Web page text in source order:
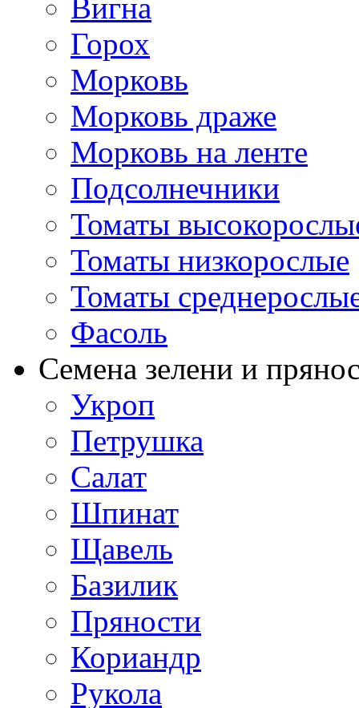
Вигна
Горох
Морковь
Морковь драже
Морковь на ленте
Подсолнечники
Томаты
Томаты низкорослые
Томаты
Фасоль
Семена зелени и
Укроп
Петрушка
Салат
Шпинат
Щавель
Базилик
Пряности
Кориандр
Рукола